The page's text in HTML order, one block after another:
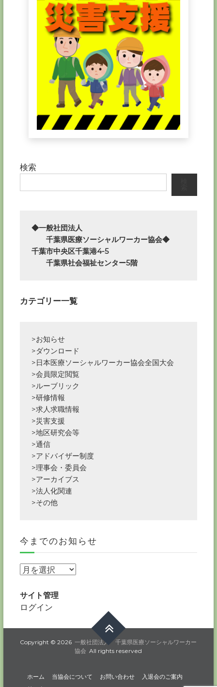
検索
◆一般社団法人
千葉県医療ソーシャルワーカー協会◆
千葉市中央区千葉港4-5
千葉県社会福祉センター5階
カテゴリー一覧
>お知らせ
>ダウンロード
>日本医療ソーシャルワーカー協会全国大会
>会員限定閲覧
>ルーブリック
>研修情報
>求人求職情報
>災害支援
>地区研究会等
>通信
>アドバイザー制度
>理事会・委員会
>アーカイブス
>法人化関連
>その他
今までのお知らせ
今
で
の
知
ら
サイト管理
ログイン
Copyright © 2026一般社団法人 千葉県医療ソーシャルワーカー
協会 All rights reserved
ホーム 当協会について お問い合わせ
入退会のご案内